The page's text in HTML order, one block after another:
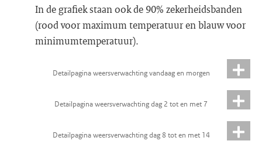
In de grafiek staan ook de 90% zekerheidsbanden
(rood voor maximum temperatuur en blauw voor
minimumtemperatuur).
Detailpagina weersverwachting vandaag en morgen
Detailpagina weersverwachting dag 2 tot en met 7
Detailpagina weersverwachting dag 8 tot en met 14